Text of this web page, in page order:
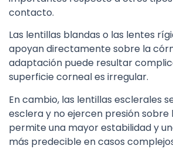
contacto.
Las lentillas blandas o las lentes
apoyan directamente sobre la
adaptación puede resultar
superficie corneal es irregular.
En cambio, las lentillas esclerales
esclera y no ejercen presión sobre
permite una mayor estabilidad y
más predecible en casos